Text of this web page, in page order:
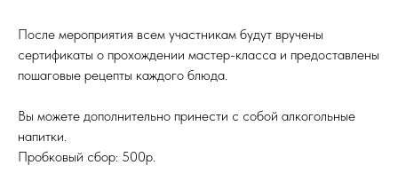
После мероприятия всем участникам будут вручены
сертификаты о прохождении мастер-класса и предоставлены
пошаговые рецепты каждого блюда.
Вы можете дополнительно принести с собой алкогольные
напитки.
Пробковый сбор: 500р.